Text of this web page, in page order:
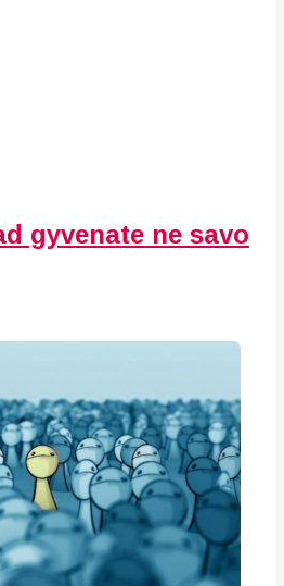
gyvenate ne savo